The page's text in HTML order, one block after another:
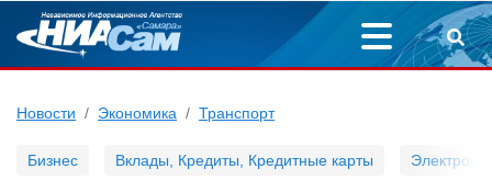
Новости Экономика Транспорт
Бизнес Вклады, Кредиты, Кредитные карты